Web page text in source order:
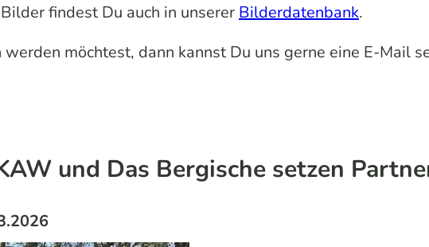
findest Du auch in unserer Bilderdatenbank.
möchtest, dann kannst Du uns gerne eine E-Mail
und Das Bergische setzen